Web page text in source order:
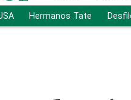
Hermanos Tate